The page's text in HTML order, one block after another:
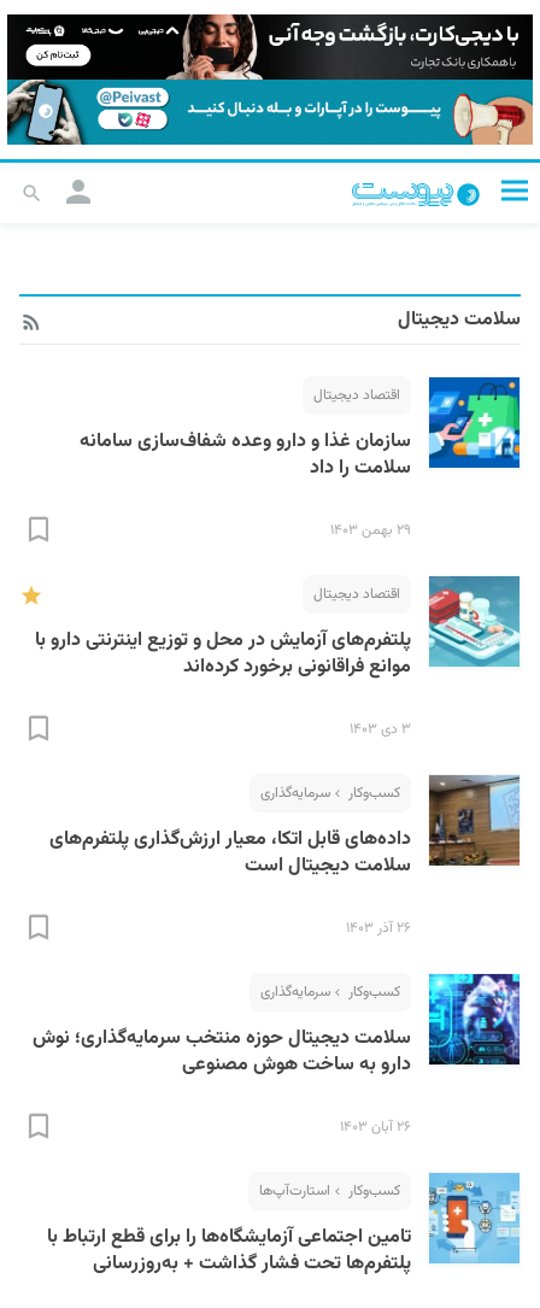
سلامت دیجیتال
اقتصاد دیجیتال
سازمان غذا و دارو وعده شفاف‌سازی سامانه‌
سلامت را داد
۲۹ بهمن ۱۴۰۳
اقتصاد دیجیتال
پلتفرم‌های آزمایش در محل و توزیع اینترنتی دارو‌ با
موانع فراقانونی برخورد کرده‌اند
۳ دی ۱۴۰۳
کسب‌و‌کار سرمایه‌گذاری
داده‌های قابل اتکا، معیار ارزش‌گذاری پلتفرم‌های
سلامت دیجیتال است
۲۶ آذر ۱۴۰۳
کسب‌و‌کار سرمایه‌گذاری
سلامت دیجیتال حوزه منتخب سرمایه‌گذاری؛ نوش
دارو به ساخت هوش مصنوعی
۲۶ آبان ۱۴۰۳
کسب‌و‌کار استارت‌آپ‌ها
تامین اجتماعی آزمایشگاه‌ها را برای قطع ارتباط با
پلتفرم‌ها تحت فشار گذاشت + به‌روزرسانی